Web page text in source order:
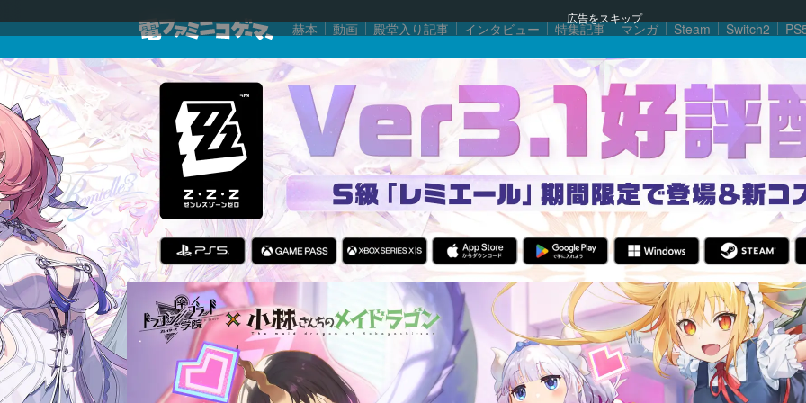
広告をスキップ
赫本 動画 殿堂入り記事 インタビュー 特集記事 マンガ Steam Switch2